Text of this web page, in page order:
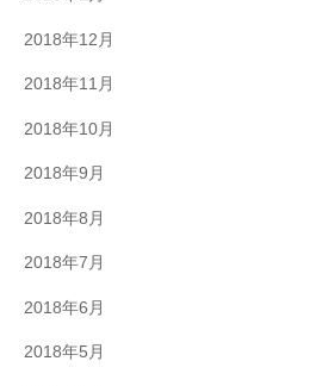
2018年12月
2018年11月
2018年10月
2018年9月
2018年8月
2018年7月
2018年6月
2018年5月